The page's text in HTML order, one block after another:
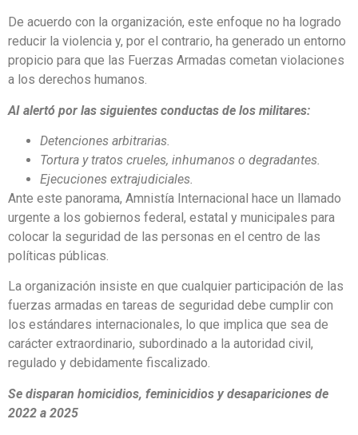
De acuerdo con la organización, este enfoque no ha logrado
reducir la violencia y, por el contrario, ha generado un entorno
propicio para que las Fuerzas Armadas cometan violaciones
a los derechos humanos.
AI alertó por las siguientes conductas de los militares:
Detenciones arbitrarias.
Tortura y tratos crueles, inhumanos o degradantes.
Ejecuciones extrajudiciales.
Ante este panorama, Amnistía Internacional hace un llamado
urgente a los gobiernos federal, estatal y municipales para
colocar la seguridad de las personas en el centro de las
políticas públicas.
La organización insiste en que cualquier participación de las
fuerzas armadas en tareas de seguridad debe cumplir con
los estándares internacionales, lo que implica que sea de
carácter extraordinario, subordinado a la autoridad civil,
regulado y debidamente fiscalizado.
Se disparan homicidios, feminicidios y desapariciones de
2022 a 2025